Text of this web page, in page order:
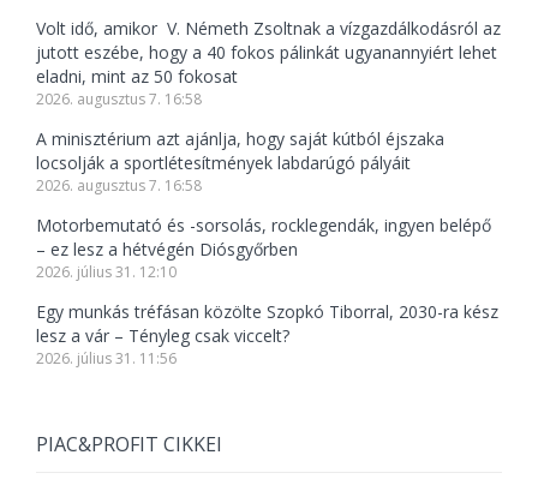
Volt idő, amikor V. Németh Zsoltnak a vízgazdálkodásról az
jutott eszébe, hogy a 40 fokos pálinkát ugyanannyiért lehet
eladni, mint az 50 fokosat
2026. augusztus 7. 16:58
A minisztérium azt ajánlja, hogy saját kútból éjszaka
locsolják a sportlétesítmények labdarúgó pályáit
2026. augusztus 7. 16:58
Motorbemutató és -sorsolás, rocklegendák, ingyen belépő
– ez lesz a hétvégén Diósgyőrben
2026. július 31. 12:10
Egy munkás tréfásan közölte Szopkó Tiborral, 2030-ra kész
lesz a vár – Tényleg csak viccelt?
2026. július 31. 11:56
PIAC&PROFIT CIKKEI